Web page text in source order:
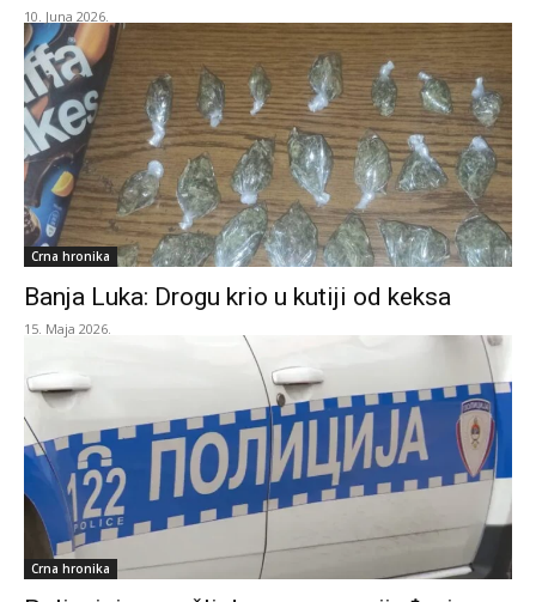
10. Juna 2026.
Crna hronika
Banja Luka: Drogu krio u kutiji od keksa
15. Maja 2026.
Crna hronika